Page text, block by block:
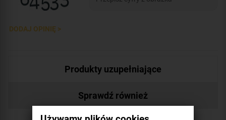
DODAJ OPINIĘ >
Produkty uzupełniające
Sprawdź również